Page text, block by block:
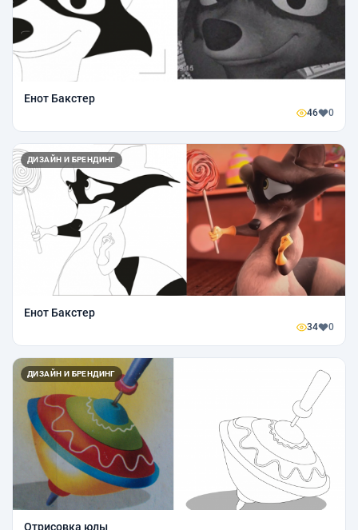
Енот Бакстер
46 0
ДИЗАЙН И БРЕНДИНГ
Енот Бакстер
34 0
ДИЗАЙН И БРЕНДИНГ
Отрисовка юлы